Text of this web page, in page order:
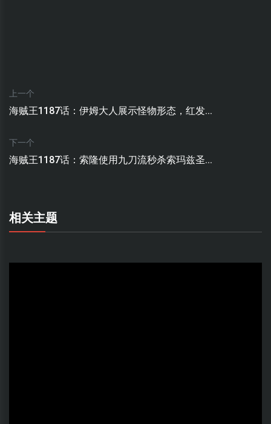
上一个
海贼王1187话：伊姆大人展示怪物形态，红发...
下一个
海贼王1187话：索隆使用九刀流秒杀索玛兹圣...
相关主题